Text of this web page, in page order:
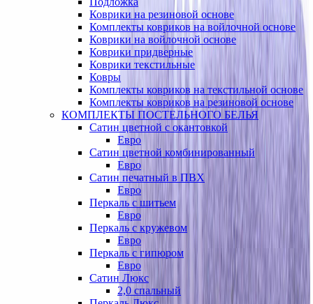
Коврики на резиновой основе
Комплекты ковриков на войлочной основе
Коврики на войлочной основе
Коврики придверные
Коврики текстильные
Ковры
Комплекты ковриков на текстильной основе
Комплекты ковриков на резиновой основе
КОМПЛЕКТЫ ПОСТЕЛЬНОГО БЕЛЬЯ
Сатин цветной с окантовкой
Евро
Сатин цветной комбинированный
Евро
Сатин печатный в ПВХ
Евро
Перкаль с шитьем
Евро
Перкаль с кружевом
Евро
Перкаль с гипюром
Евро
Сатин Люкс
2,0 спальный